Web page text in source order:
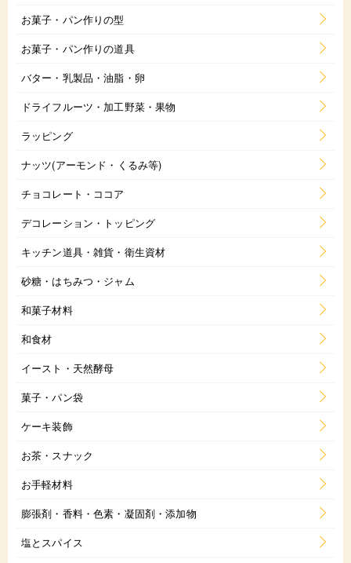
お菓子・パン作りの型
お菓子・パン作りの道具
バター・乳製品・油脂・卵
ドライフルーツ・加工野菜・果物
ラッピング
ナッツ(アーモンド・くるみ等)
チョコレート・ココア
デコレーション・トッピング
キッチン道具・雑貨・衛生資材
砂糖・はちみつ・ジャム
和菓子材料
和食材
イースト・天然酵母
菓子・パン袋
ケーキ装飾
お茶・スナック
お手軽材料
膨張剤・香料・色素・凝固剤・添加物
塩とスパイス